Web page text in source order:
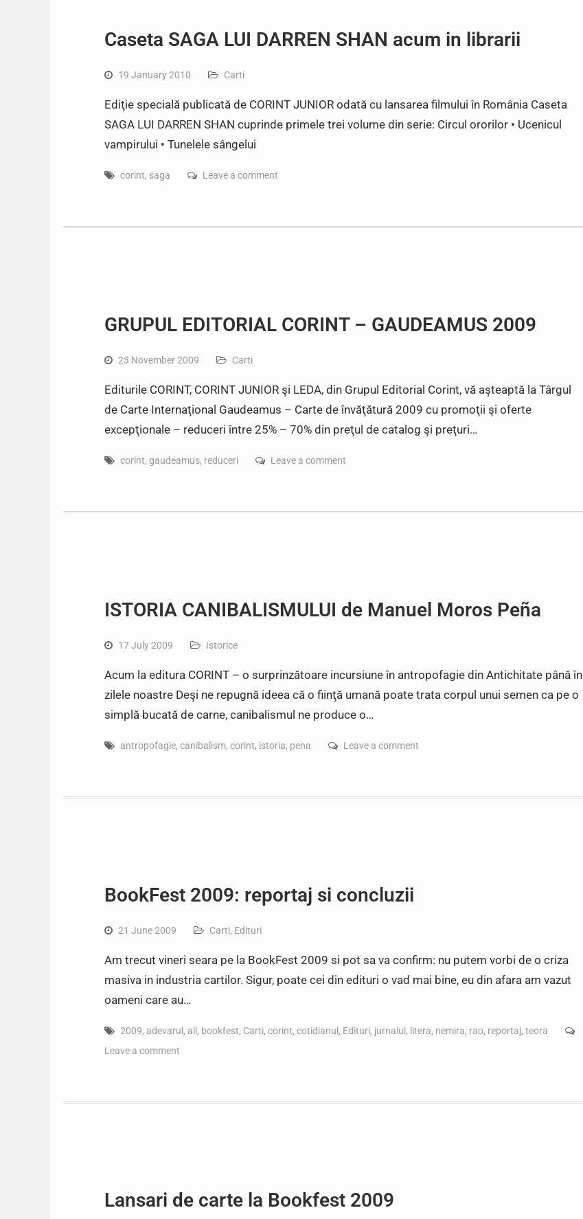
Caseta SAGA LUI DARREN SHAN acum in librarii
19 January 2010 Carti
Ediţie specială publicată de CORINT JUNIOR odată cu lansarea filmului în România Caseta
SAGA LUI DARREN SHAN cuprinde primele trei volume din serie: Circul ororilor • Ucenicul
vampirului • Tunelele sângelui
corint, saga Leave a comment
GRUPUL EDITORIAL CORINT – GAUDEAMUS 2009
23 November 2009 Carti
Editurile CORINT, CORINT JUNIOR şi LEDA, din Grupul Editorial Corint, vă aşteaptă la Târgul
de Carte Internaţional Gaudeamus – Carte de învăţătură 2009 cu promoţii şi oferte
excepţionale – reduceri între 25% – 70% din preţul de catalog şi preţuri…
corint, gaudeamus, reduceri Leave a comment
ISTORIA CANIBALISMULUI de Manuel Moros Peña
17 July 2009 Istorice
Acum la editura CORINT – o surprinzătoare incursiune în antropofagie din Antichitate până în
zilele noastre Deşi ne repugnă ideea că o fiinţă umană poate trata corpul unui semen ca pe o
simplă bucată de carne, canibalismul ne produce o…
antropofagie, canibalism, corint, istoria, pena Leave a comment
BookFest 2009: reportaj si concluzii
21 June 2009 Carti, Edituri
Am trecut vineri seara pe la BookFest 2009 si pot sa va confirm: nu putem vorbi de o criza
masiva in industria cartilor. Sigur, poate cei din edituri o vad mai bine, eu din afara am vazut
oameni care au…
2009, adevarul , all , bookfest, Carti, corint, cotidianul , Edituri, jurnalul , litera, nemira, rao, reportaj, teora
Leave a comment
Lansari de carte la Bookfest 2009